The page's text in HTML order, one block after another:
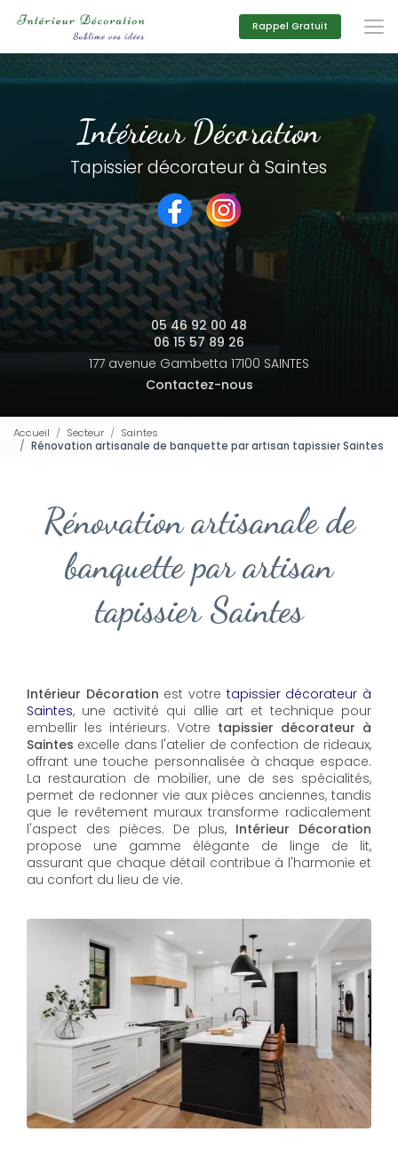
principal
Rappel Gratuit
Intérieur Décoration
Tapissier décorateur à Saintes
05 46 92 00 48
06 15 57 89 26
177 avenue Gambetta 17100 SAINTES
Contactez-nous
Accueil Secteur
Saintes
Rénovation artisanale de banquette par artisan tapissier Saintes
Rénovation artisanale de
banquette par artisan
tapissier Saintes
Intérieur Décoration est votre tapissier décorateur à
Saintes, une activité qui allie art et technique pour
embellir les intérieurs. Votre tapissier décorateur à
Saintes excelle dans l'atelier de confection de rideaux,
offrant une touche personnalisée à chaque espace.
La restauration de mobilier, une de ses spécialités,
permet de redonner vie aux pièces anciennes, tandis
que le revêtement muraux transforme radicalement
l'aspect des pièces. De plus, Intérieur Décoration
propose une gamme élégante de linge de lit,
assurant que chaque détail contribue à l'harmonie et
au confort du lieu de vie.